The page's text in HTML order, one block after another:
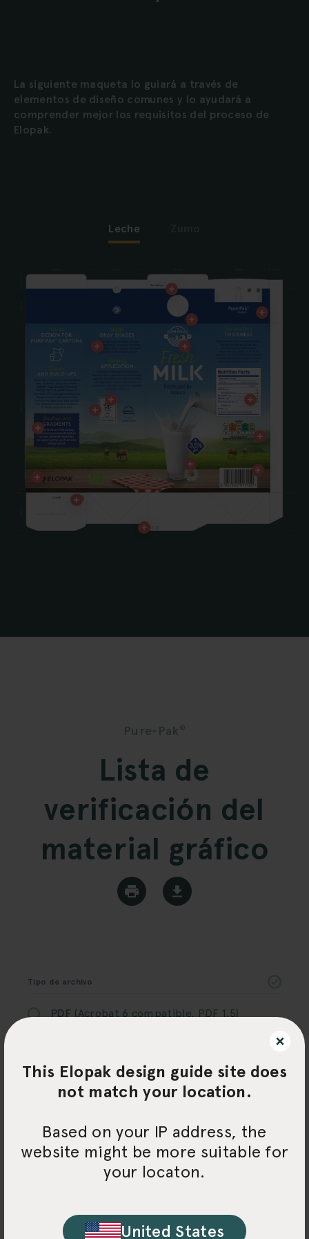
This Elopak design guide site does
not match your location.
Based on your IP address, the
website might be more suitable for
your locaton.
United States
La siguiente maqueta lo guiará a través de
elementos de diseño comunes y lo ayudará a
comprender mejor los requisitos del proceso de
Elopak.
Leche
Pure-Pak ®
Lista de
verificación del
material gráfico
Tipo de archivo
PDF (Acrobat 6 compatible, PDF 1.5)
- Archivo Open Adobe InDesign con
AP- ArtPro con enlaces y fuentes
de Elopak correspondiente